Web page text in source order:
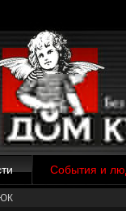
События и